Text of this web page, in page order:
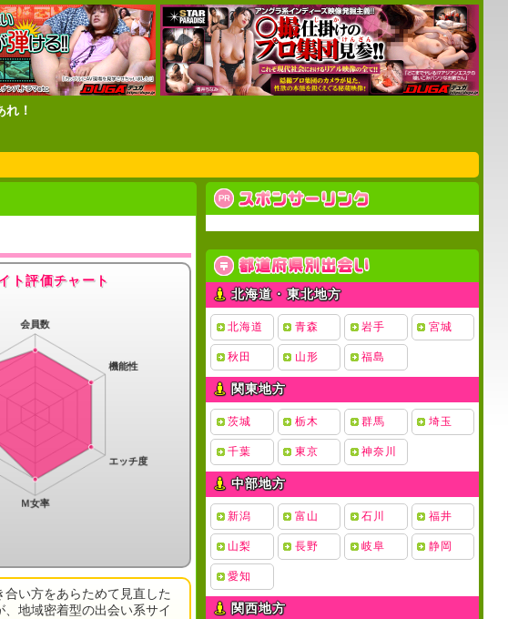
！
ト評価チャート
い方をあらためて見直した
地域密着型の出会い系サイ
北海道・東北地方
北海道 青森 岩手 宮城
秋田 山形 福島
関東地方
茨城 栃木 群馬 埼玉
千葉 東京 神奈川
中部地方
新潟 富山 石川 福井
山梨 長野 岐阜 静岡
愛知
関西地方